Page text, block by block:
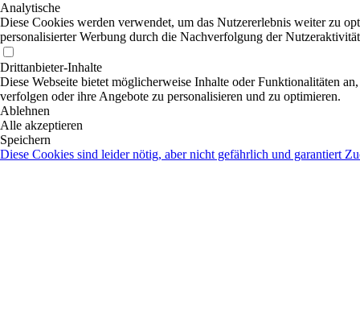
Analytische
Diese Cookies werden verwendet, um das Nutzererlebnis weiter zu
personalisierter Werbung durch die Nachverfolgung der
Drittanbieter-Inhalte
Diese Webseite bietet möglicherweise Inhalte oder Funktionalitäten
verfolgen oder ihre Angebote zu personalisieren und zu optimieren.
Ablehnen
Alle akzeptieren
Speichern
Diese Cookies sind leider nötig, aber nicht gefährlich und garantiert